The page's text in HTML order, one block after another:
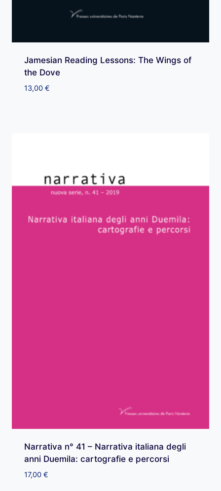
Jamesian Reading Lessons: The Wings of
the Dove
13,00 €
Narrativa n° 41 – Narrativa italiana degli
anni Duemila: cartografie e percorsi
17,00 €